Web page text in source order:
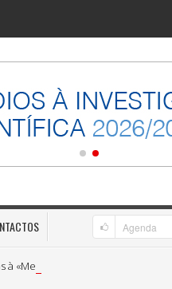
«Medicina Preventiva»